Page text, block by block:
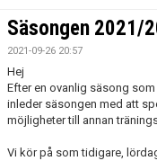
BILDGALLERI
DOKUMENT
NYHETSARKIV
Säsongen 2021/
2021-09-26 20:57
Hej
Efter en ovanlig säsong
inleder säsongen med att
möjligheter till annan
Vi kör på som tidigare,